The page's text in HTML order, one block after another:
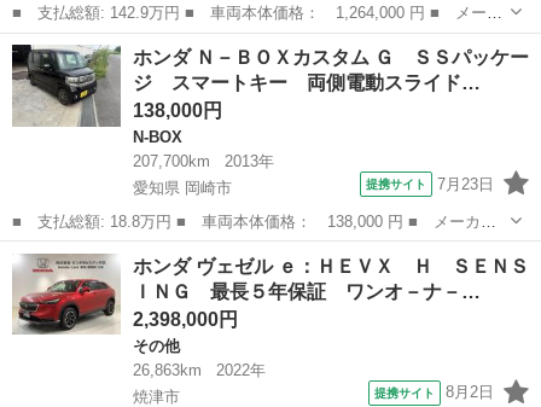
■ 支払総額: 142.9万円 ■ 車両本体価格： 1,264,000 円 ■ メーカ
ー名： ホンダ ■ 車種名： ヴェゼル ■ グレード名： ハイブリ
ッドＸ 禁煙車 純正ナビ Ｂｌｕｅｔｏｏｔｈ再生 バックカメ
ラ 前席シ...
静岡 静岡市 その他
ホンダ Ｎ－ＢＯＸカスタム Ｇ ＳＳパッケー
ジ スマートキー 両側電動スライド…
138,000円
N-BOX
207,700km
2013年
愛知県 岡崎市
提携サイト 7月23日
■ 支払総額: 18.8万円 ■ 車両本体価格： 138,000 円 ■ メーカー
名： ホンダ ■ 車種名： Ｎ－ＢＯＸカスタム ■ グレード名：
Ｇ ＳＳパッケージ スマートキー 両側電動スライド ■ 排気
量： 660c...
愛知 岡崎市 N-BOX
ホンダ ヴェゼル ｅ：ＨＥＶＸ Ｈ ＳＥＮＳ
ＩＮＧ 最長５年保証 ワンオ－ナ－…
2,398,000円
その他
26,863km
2022年
焼津市
提携サイト 8月2日